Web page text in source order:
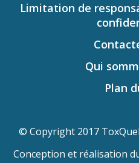
Limitation de
Qui
Plan
© Copyright 2017
Conception et réalisation